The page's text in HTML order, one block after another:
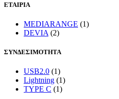
ΕΤΑΙΡΙΑ
MEDIARANGE (1)
DEVIA (2)
ΣΥΝΔΕΣΙΜΟΤΗΤΑ
USB2.0 (1)
Lightning (1)
TYPE C (1)